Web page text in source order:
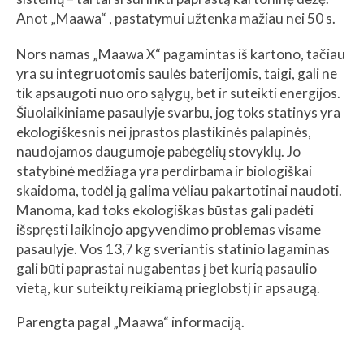
Anot „Maawa“ , pastatymui užtenka mažiau nei 50 s.
Nors namas „Maawa X“ pagamintas iš kartono, tačiau
yra su integruotomis saulės baterijomis, taigi, gali ne
tik apsaugoti nuo oro sąlygų, bet ir suteikti energijos.
Šiuolaikiniame pasaulyje svarbu, jog toks statinys yra
ekologiškesnis nei įprastos plastikinės palapinės,
naudojamos daugumoje pabėgėlių stovyklų. Jo
statybinė medžiaga yra perdirbama ir biologiškai
skaidoma, todėl ją galima vėliau pakartotinai naudoti.
Manoma, kad toks ekologiškas būstas gali padėti
išspręsti laikinojo apgyvendimo problemas visame
pasaulyje. Vos 13,7 kg sveriantis statinio lagaminas
gali būti paprastai nugabentas į bet kurią pasaulio
vietą, kur suteiktų reikiamą prieglobstį ir apsaugą.
Parengta pagal „Maawa“ informaciją.